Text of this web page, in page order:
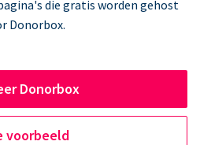
die gratis worden gehost
Donorbox.
Donorbox
voorbeeld